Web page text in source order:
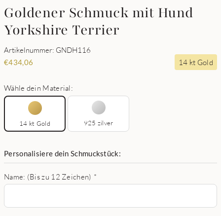
Goldener Schmuck mit Hund
Yorkshire Terrier
Artikelnummer: GNDH116
€434,06 14 kt Gold
Wähle dein Material:
14 kt Gold 925 zilver
Personalisiere dein Schmuckstück:
Name: (Bis zu 12 Zeichen) *